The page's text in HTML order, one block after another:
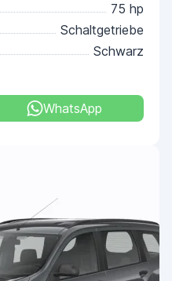
75 hp
Schaltgetriebe
Schwarz
WhatsApp